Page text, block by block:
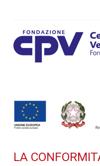
LA
DEL
PROCESSO
LA